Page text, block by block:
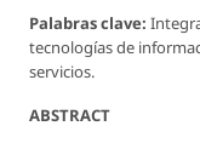
Palabras clave:
tecnologías de
servicios.
ABSTRACT